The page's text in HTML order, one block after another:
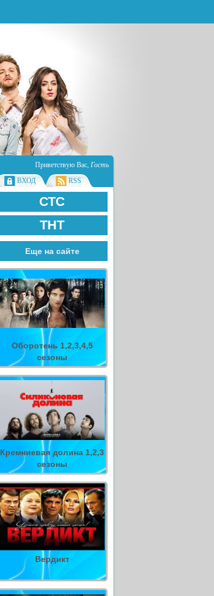
Приветствую Вас, Гость
ВХОД RSS
СТС
ТНТ
Еще на сайте
Оборотень 1,2,3,4,5
сезоны
Кремниевая долина 1,2,3
сезоны
Вердикт